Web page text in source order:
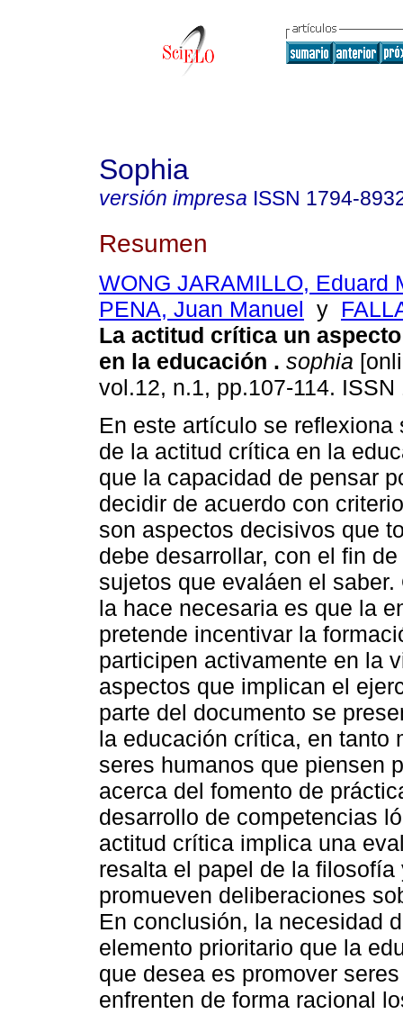
Sophia
versión impresa ISSN 1794-
Resumen
WONG JARAMILLO, Eduard
PENA, Juan Manuel y
La actitud crítica un
en la educación . sophia
vol.12, n.1, pp.107-114. ISSN
En este artículo se reflexiona
de la actitud crítica en la
que la capacidad de pensar
decidir de acuerdo con
son aspectos decisivos que
debe desarrollar, con el fin
sujetos que evaláen el saber.
la hace necesaria es que la
pretende incentivar la
participen activamente en la
aspectos que implican el
parte del documento se
la educación crítica, en tanto
seres humanos que piensen
acerca del fomento de
desarrollo de competencias
actitud crítica implica una
resalta el papel de la
promueven deliberaciones
En conclusión, la necesidad
elemento prioritario que la
que desea es promover
enfrenten de forma racional